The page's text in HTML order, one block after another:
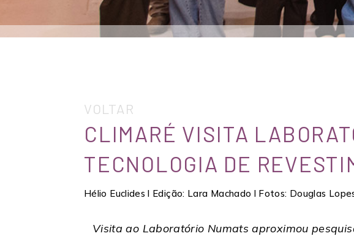
VOLTAR
CLIMARÉ VISITA
TECNOLOGIA DE
Hélio Euclides l Edição: Lara Machado l Fotos: Douglas
Visita ao Laboratório Numats aproximou